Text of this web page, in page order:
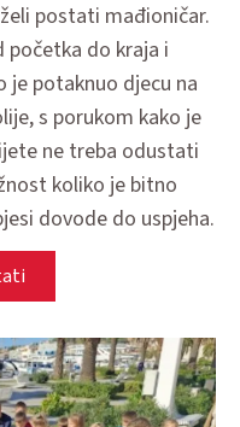
postati mađioničar.
početka do kraja i
je potaknuo djecu na
s porukom kako je
ne treba odustati
koliko je bitno
dovode do uspjeha.